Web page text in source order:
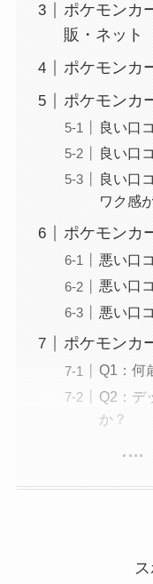
ポケモンカ
販・ネット
ポケモンカ
ポケモンカ
良い口
良い口
良い口
ワク感
ポケモンカ
悪い口
悪い口
悪い口
ポケモンカ
Q1：何
Q2：デ
か？